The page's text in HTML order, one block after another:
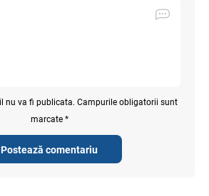
Postează comentariu
nu va fi publicata. Campurile obligatorii sunt
marcate *